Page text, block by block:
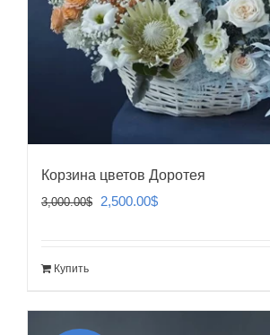
Корзина цветов Доротея
3,000.00$
Первоначальная
2,500.00$Текущая
Купить